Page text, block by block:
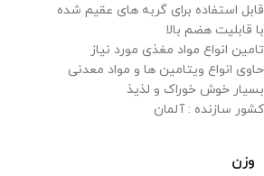
قابل استفاده برای گربه های عقیم شده
با قابلیت هضم بالا
تامین انواع مواد مغذی مورد نیاز
حاوی انواع ویتامین ها و مواد معدنی
بسیار خوش خوراک و لذیذ
کشور سازنده : آلمان
وزن